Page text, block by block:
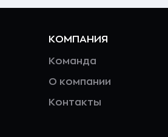
КОМПАНИЯ
Команда
О компании
Контакты